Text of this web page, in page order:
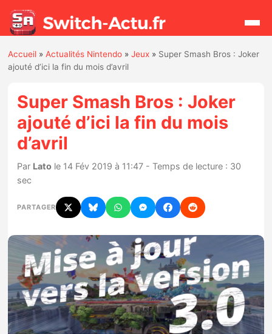
Actualités
Jeux
Hardware
Mises à jour
Chiffres de ventes
Rumeurs
Nintendo Direct
Tests et previews
Accueil »Actualités Nintendo »Jeux » Super Smash Bros : Joker
ajouté d’ici la fin du mois d’avril
Super Smash Bros : Joker
ajouté d’ici la fin du mois
d’avril
Par Lato le 14 Fév 2019 à 11:47 - Temps de lecture : 30
sec
PARTAGER